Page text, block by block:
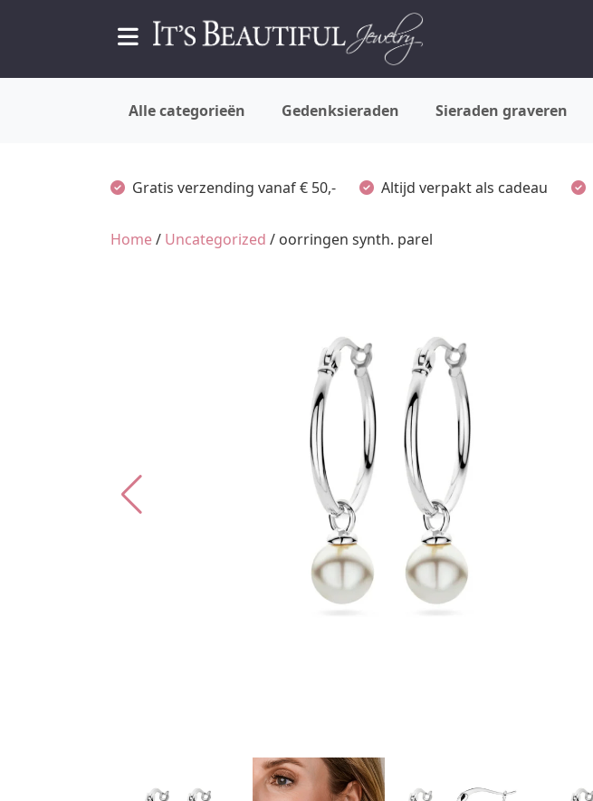
Alle categorieën Gedenksieraden Sieraden graveren
Gratis verzending vanaf € 50,- Altijd verpakt als cadeau
Home/ Uncategorized / oorringen synth. parel